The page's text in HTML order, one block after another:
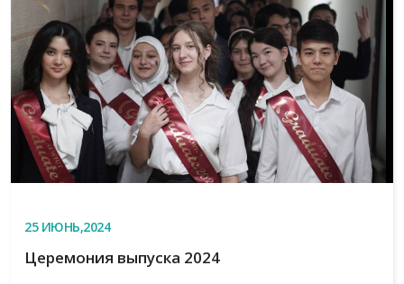
25ИЮНЬ,2024
Церемония выпуска 2024